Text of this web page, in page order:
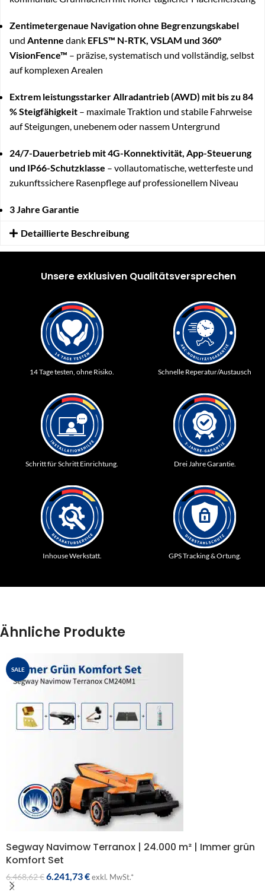
Zentimetergenaue Navigation ohne Begrenzungskabel
und Antenne dank EFLS™ N-RTK, VSLAM und 360°
VisionFence™ – präzise, systematisch und vollständig, selbst
auf komplexen Arealen
Extrem leistungsstarker Allradantrieb (AWD) mit bis zu 84
% Steigfähigkeit – maximale Traktion und stabile Fahrweise
auf Steigungen, unebenem oder nassem Untergrund
24/7-Dauerbetrieb mit 4G-Konnektivität, App-Steuerung
und IP66-Schutzklasse – vollautomatische, wetterfeste und
zukunftssichere Rasenpflege auf professionellem Niveau
3 Jahre Garantie
Detaillierte Beschreibung
Unsere exklusiven Qualitätsversprechen
14 Tage testen, ohne Risiko. Schnelle Reperatur/Austausch
Schritt für Schritt Einrichtung. Drei Jahre Garantie.
Inhouse Werkstatt. GPS Tracking & Ortung.
Ähnliche Produkte
SALE
Segway Navimow Terranox | 24.000 m² | Immer grün
Komfort Set
6.468,62€6.241,73€exkl. MwSt.*